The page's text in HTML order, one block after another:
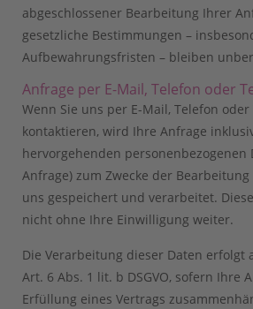
abgeschlossener Bearbeitung Ihrer
gesetzliche Bestimmungen –
Aufbewahrungsfristen – bleiben
Anfrage per E-Mail, Telefon oder
Wenn Sie uns per E-Mail, Telefon oder
kontaktieren, wird Ihre Anfrage
hervorgehenden personenbezogenen
Anfrage) zum Zwecke der
uns gespeichert und verarbeitet.
nicht ohne Ihre Einwilligung weiter.
Die Verarbeitung dieser Daten erfolgt
Art. 6 Abs. 1 lit. b DSGVO, sofern Ihre
Erfüllung eines Vertrags